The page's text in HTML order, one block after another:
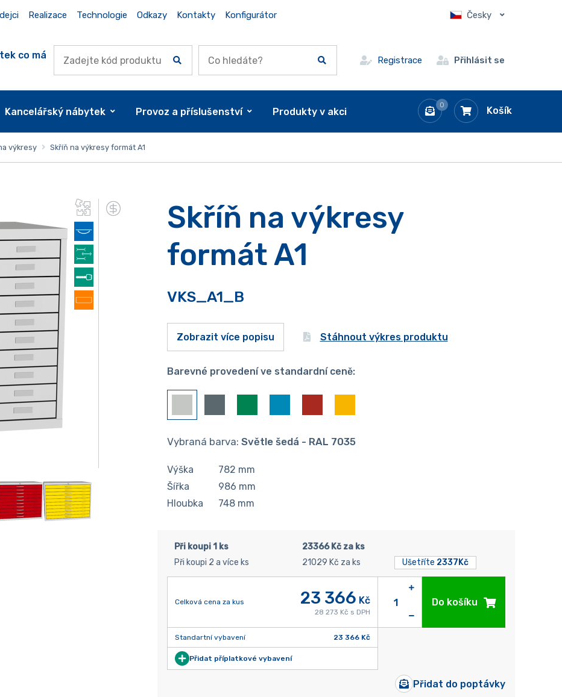
Realizace Technologie Odkazy Kontakty Konfigurátor Česky
co má
Registrace Přihlásit se
0 Košík
Kancelářský nábytek Provoz a příslušenství Produkty v akci
výkresy Skříň na výkresy formát A1
Skříň na výkresy
formát A1
VKS_A1_B
Zobrazit více popisu Stáhnout výkres produktu
Barevné provedení ve standardní ceně:
Vybraná barva: Světle šedá - RAL 7035
Výška 782 mm
Šířka
986 mm
Hloubka
748mm
Při koupi 1 ks
23366 Kč za ks
Při koupi 2 a více ks
21029 Kč za ks Ušetříte 2337Kč
Celková cena za kus 23 366 Kč
28 273 Kč s DPH
Standartní vybavení 23 366 Kč
Přidat příplatkové vybavení
Do košíku
Přidat do poptávky